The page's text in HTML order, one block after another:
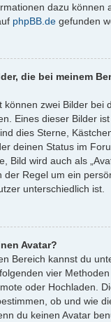
dazu können
phpBB.de gefunden
die bei meinem
können zwei Bilder bei
Eines dieser Bilder
dies Sterne,
deinen Status im
Bild wird auch als
der Regel um ein
unterschiedlich ist.
Avatar?
Bereich kannst du
vier
oder Hochladen.
ob und wie
du keinen Avatar